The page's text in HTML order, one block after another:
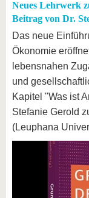
Neues Lehrwerk
Beitrag von Dr.
Das neue
Ökonomie
lebensnahen
und
Kapitel "Was ist
Stefanie Gerold
(Leuphana